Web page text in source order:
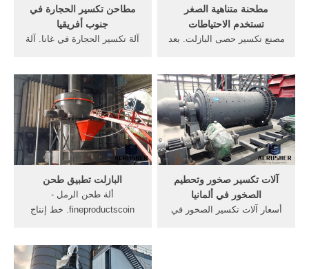
مطاحن تكسير الحجارة في
جنوب أفريقيا
آلة تكسير الحجارة في غانا. آلة
الهند, في جنوب أفريقيا كسارة,
آلة تكسير الحجر تستخدم في
نطاق . /7/24[Live Chat] تصنيع
كسارات المحاجر كسارة حصى
اتصل بالمورد
مطحنة متناهية الصغر
تستخدم الاحتياطات
مصنع تكسير حصى البازلت. بعد
الفور ؛ يجب أن تكون الآلة
مزودة بالطاقة بعد التشغيل
العادي. اقرأ أكثر; تستخدم
كسارة الحجر الثابتة
البازلت تطبيق طحن
ألة طحن الرمل -
fineproductscoin. خط إنتاج
الذهب من الرمل التي عثر
آلات تكسير صخور وتحطيم
الصخور في ألمانيا
أسعار آلات تكسير الصخور في